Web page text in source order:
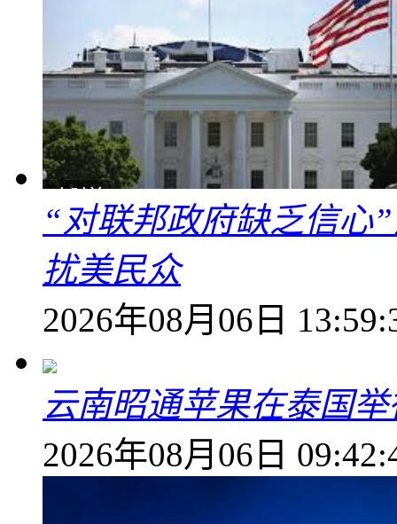
“对联邦政府缺乏信心
扰美民众
2026年08月06日
云南昭通苹果在泰国
2026年08月06日